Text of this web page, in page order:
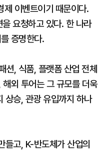
제 이벤트이기 때문이다.
요청하고 있다. 한 나라
증명한다.
션, 식품, 플랫폼 산업 전체
외 투어는 그 규모를 더욱
상승, 관광 유입까지 하나
들고, K-반도체가 산업의